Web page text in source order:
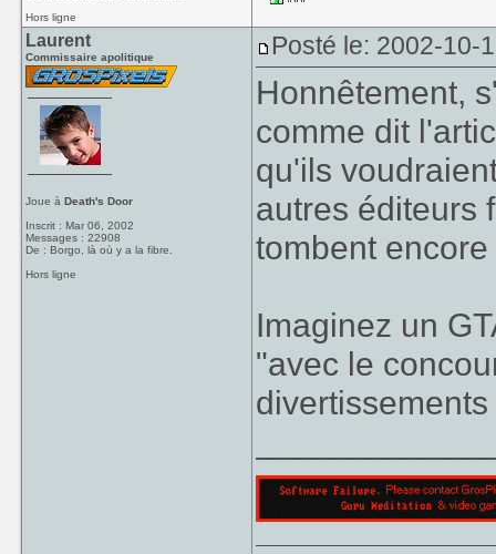
Hors ligne
Laurent
Commissaire apolitique
Joue àDeath's Door
Inscrit : Mar 06, 2002
Messages : 22908
De : Borgo, là où y a la fibre.
Hors ligne
Posté le: 2002-10-
Honnêtement,
comme dit
qu'ils
autres éditeurs
tombent
Imaginez un
"avec le